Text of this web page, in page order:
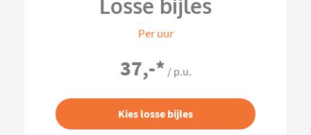
Losse bijles
Per uur
37,-* / p.u.
Kies losse bijles